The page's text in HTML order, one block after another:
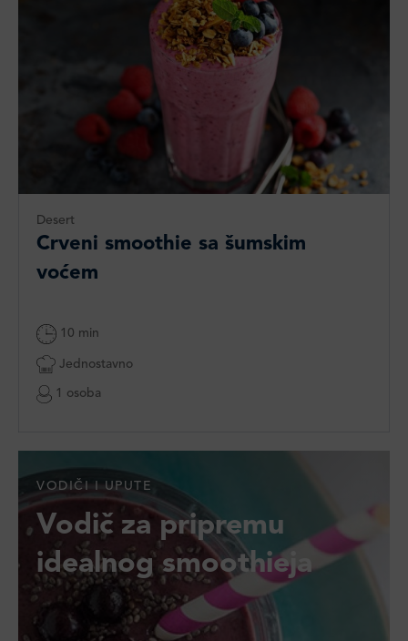
Desert
Crveni smoothie sa šumskim
voćem
10 min
Jednostavno
1 osoba
VODIČI I UPUTE
Vodič za pripremu
idealnog smoothieja